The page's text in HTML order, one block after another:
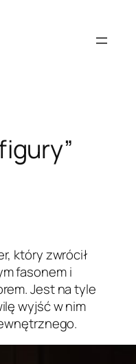
który zwrócił
fasonem i
Jest na tyle
wyjść w nim